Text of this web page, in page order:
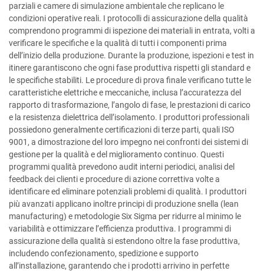
parziali e camere di simulazione ambientale che replicano le
condizioni operative reali. I protocolli di assicurazione della qualità
comprendono programmi di ispezione dei materiali in entrata, volti a
verificare le specifiche e la qualità di tutti i componenti prima
dell’inizio della produzione. Durante la produzione, ispezioni e test in
itinere garantiscono che ogni fase produttiva rispetti gli standard e
le specifiche stabiliti. Le procedure di prova finale verificano tutte le
caratteristiche elettriche e meccaniche, inclusa l’accuratezza del
rapporto di trasformazione, l’angolo di fase, le prestazioni di carico
e la resistenza dielettrica dell’isolamento. I produttori professionali
possiedono generalmente certificazioni di terze parti, quali ISO
9001, a dimostrazione del loro impegno nei confronti dei sistemi di
gestione per la qualità e del miglioramento continuo. Questi
programmi qualità prevedono audit interni periodici, analisi del
feedback dei clienti e procedure di azione correttiva volte a
identificare ed eliminare potenziali problemi di qualità. I produttori
più avanzati applicano inoltre principi di produzione snella (lean
manufacturing) e metodologie Six Sigma per ridurre al minimo le
variabilità e ottimizzare l’efficienza produttiva. I programmi di
assicurazione della qualità si estendono oltre la fase produttiva,
includendo confezionamento, spedizione e supporto
all’installazione, garantendo che i prodotti arrivino in perfette